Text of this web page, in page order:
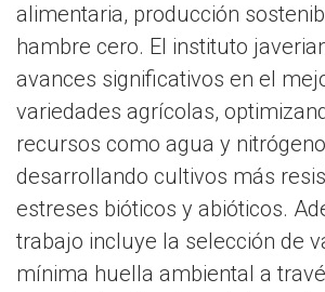
alimentaria, producción
hambre cero. El instituto
avances significativos en el
variedades agrícolas,
recursos como agua y
desarrollando cultivos más
estreses bióticos y abióticos.
trabajo incluye la selección de
mínima huella ambiental a